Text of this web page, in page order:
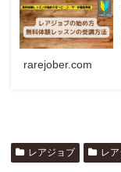
rarejober.com
レアジョブ レ